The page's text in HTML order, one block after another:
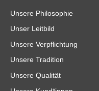
Unsere Philosophie
Unser Leitbild
Unsere Verpflichtung
Unsere Tradition
Unsere Qualität